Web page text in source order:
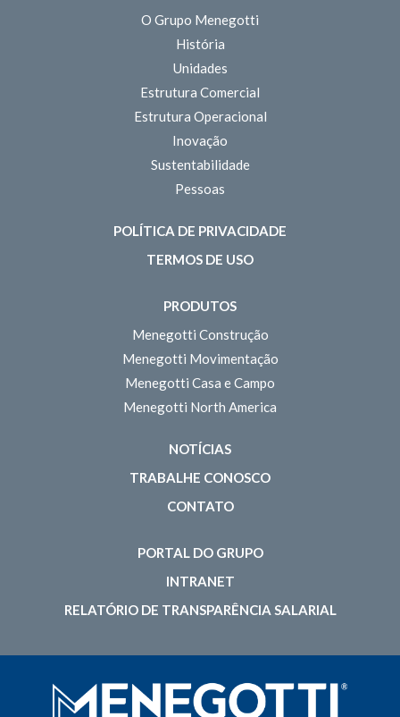
O Grupo Menegotti
História
Unidades
Estrutura Comercial
Estrutura Operacional
Inovação
Sustentabilidade
Pessoas
POLÍTICA DE PRIVACIDADE
TERMOS DE USO
PRODUTOS
Menegotti Construção
Menegotti Movimentação
Menegotti Casa e Campo
Menegotti North America
NOTÍCIAS
TRABALHE CONOSCO
CONTATO
PORTAL DO GRUPO
INTRANET
RELATÓRIO DE TRANSPARÊNCIA SALARIAL